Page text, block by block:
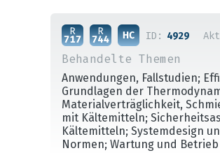
ID: 4929
Behandelte Themen
Anwendungen, Fallstudien;
Grundlagen der
Materialverträglichkeit,
mit Kältemitteln;
Kältemitteln; Systemdesign
Normen; Wartung und Betrieb